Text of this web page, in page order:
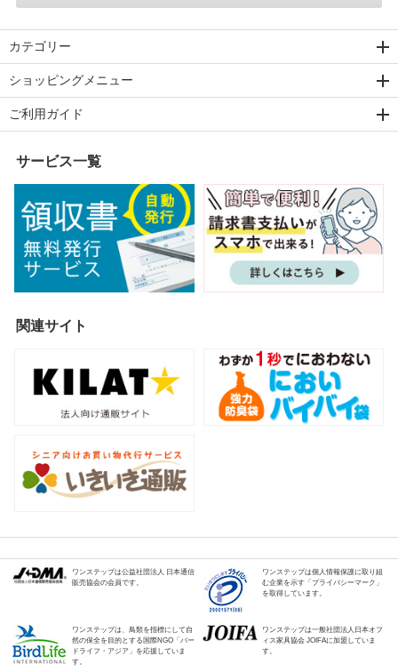
カテゴリー
ショッピングメニュー
ご利用ガイド
サービス一覧
関連サイト
ワンステップは公益社団法人 日本通信
販売協会の会員です。
ワンステップは個人情報保護に取り組
む企業を示す「プライバシーマーク」
を取得しています。
ワンステップは、鳥類を指標にして自
然の保全を目的とする国際NGO「バー
ドライフ・アジア」を応援していま
す。
ワンステップは一般社団法人日本オフ
ィス家具協会 JOIFAに加盟していま
す。